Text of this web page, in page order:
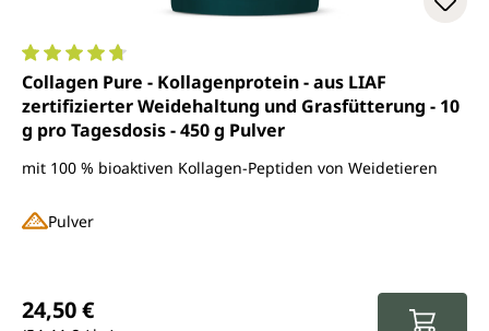
Durchschnittliche Bewertung von 4.7 von 5 Sternen
Collagen Pure - Kollagenprotein - aus LIAF
zertifizierter Weidehaltung und Grasfütterung - 10
g pro Tagesdosis - 450 g Pulver
mit 100 % bioaktiven Kollagen-Peptiden von Weidetieren
Pulver
24,50 €